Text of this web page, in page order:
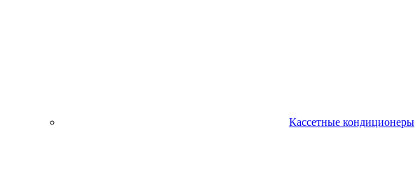
Кассетные кондиционеры